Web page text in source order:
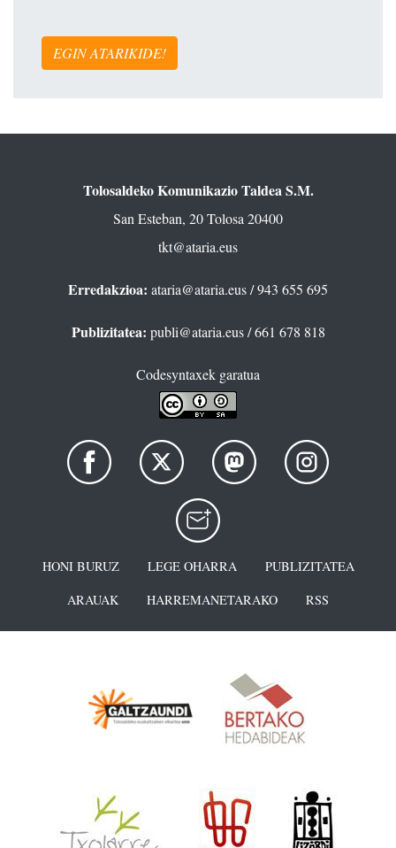
EGIN ATARIKIDE!
Tolosaldeko Komunikazio Taldea S.M.
San Esteban, 20 Tolosa 20400
tkt@ataria.eus
Erredakzioa: ataria@ataria.eus/ 943 655 695
Publizitatea: publi@ataria.eus/ 661 678 818
Codesyntaxek garatua
HONI BURUZ LEGE OHARRA
PUBLIZITATEA
ARAUAK
HARREMANETARAKO RSS